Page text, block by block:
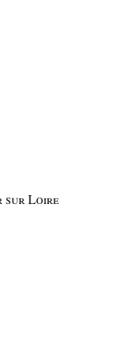
sur Loire